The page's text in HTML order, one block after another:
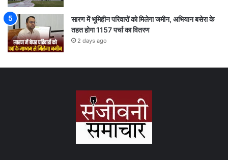
सारण में भूमिहीन परिवारों को मिलेगा जमीन, अभियान बसेरा के
तहत होगा 1157 पर्चा का वितरण
2 days ago